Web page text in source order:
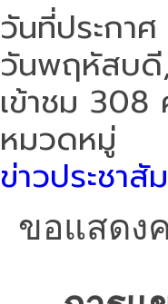
วันที่ประกาศ
วันพฤหัสบ
เข้าชม 308
หมวดหมู่
ข่าวประชา
ขอแสดง